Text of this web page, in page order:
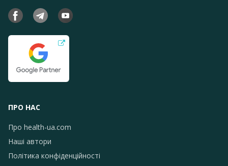
ПРО НАС
Про health-ua.com
Наші автори
Політика конфіденційності